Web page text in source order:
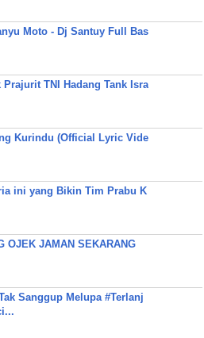
Moto - Dj Santuy Full Bas
TNI Hadang Tank Isra
Kurindu (Official Lyric Vide
ini yang Bikin Tim Prabu K
OJEK JAMAN SEKARANG
Sanggup Melupa #Terlanj